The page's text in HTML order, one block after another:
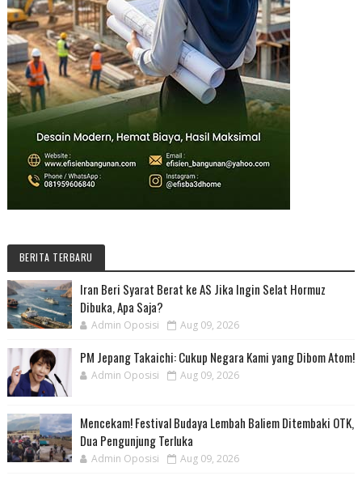
BERITA TERBARU
Iran Beri Syarat Berat ke AS Jika Ingin Selat Hormuz
Dibuka, Apa Saja?
Admin Oposisi Aug 09, 2026
PM Jepang Takaichi: Cukup Negara Kami yang Dibom Atom!
Admin Oposisi Aug 09, 2026
Mencekam! Festival Budaya Lembah Baliem Ditembaki OTK,
Dua Pengunjung Terluka
Admin Oposisi Aug 09, 2026